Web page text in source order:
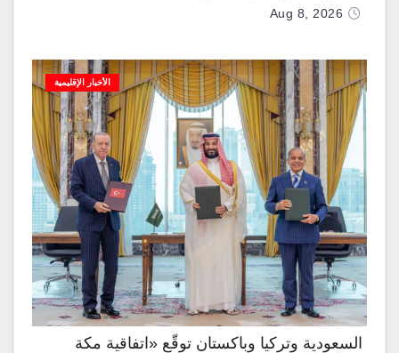
Aug 8, 2026
الأخبار الإقليمية
السعودية وتركيا وباكستان توقّع «اتفاقية مكة